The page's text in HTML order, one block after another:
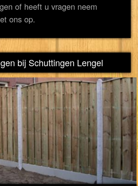
of heeft u vragen neem
ons op.
bij Schuttingen Lengel